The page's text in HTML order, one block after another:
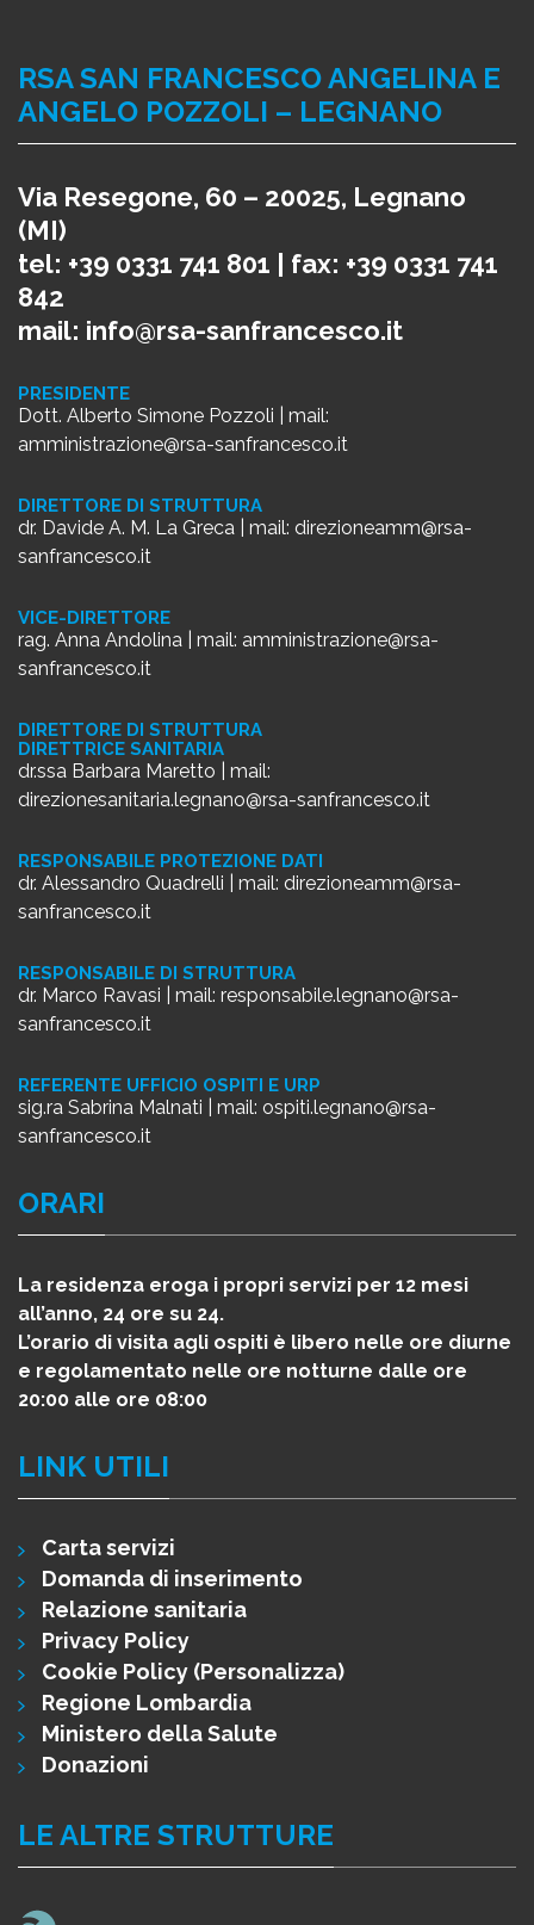
RSA SAN FRANCESCO ANGELINA E
ANGELO POZZOLI – LEGNANO
Via Resegone, 60 – 20025, Legnano
(MI)
tel: +39 0331 741 801 | fax: +39 0331 741
842
mail: info@rsa-sanfrancesco.it
PRESIDENTE
Dott. Alberto Simone Pozzoli | mail:
amministrazione@rsa-sanfrancesco.it
DIRETTORE DI STRUTTURA
dr. Davide A. M. La Greca | mail: direzioneamm@rsa-
sanfrancesco.it
VICE-DIRETTORE
rag. Anna Andolina | mail: amministrazione@rsa-
sanfrancesco.it
DIRETTORE DI STRUTTURA
DIRETTRICE SANITARIA
dr.ssa Barbara Maretto | mail:
direzionesanitaria.legnano@rsa-sanfrancesco.it
RESPONSABILE PROTEZIONE DATI
dr. Alessandro Quadrelli | mail: direzioneamm@rsa-
sanfrancesco.it
RESPONSABILE DI STRUTTURA
dr. Marco Ravasi | mail: responsabile.legnano@rsa-
sanfrancesco.it
REFERENTE UFFICIO OSPITI E URP
sig.ra Sabrina Malnati | mail: ospiti.legnano@rsa-
sanfrancesco.it
ORARI
La residenza eroga i propri servizi per 12 mesi
all’anno, 24 ore su 24.
L’orario di visita agli ospiti è libero nelle ore diurne
e regolamentato nelle ore notturne dalle ore
20:00 alle ore 08:00
LINK UTILI
Carta servizi
Domanda di inserimento
Relazione sanitaria
Privacy Policy
Cookie Policy (Personalizza)
Regione Lombardia
Ministero della Salute
Donazioni
LE ALTRE STRUTTURE